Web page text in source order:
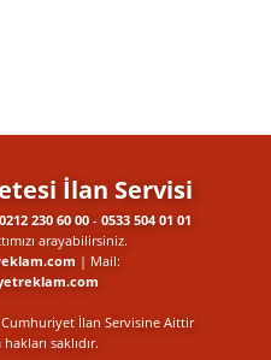
İlan Servisi
0212 230 60 00 - 0533 504 01 01
arayabilirsiniz.
| Mail:
İlan Servisine Aittir
saklıdır.